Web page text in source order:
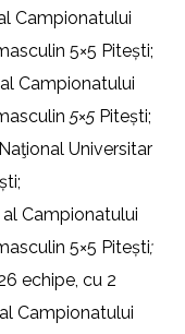
Campionatului
5×5 Pitești;
Campionatului
5×5 Pitești;
Universitar
Campionatului
5×5 Pitești;
echipe, cu 2
Campionatului